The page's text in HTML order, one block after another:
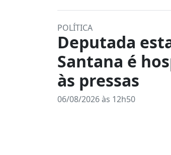
POLÍTICA
Deputada
Santana é
às pressas
06/08/2026 às 12h50